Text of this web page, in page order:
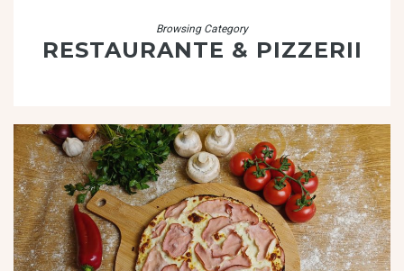
Browsing Category
RESTAURANTE & PIZZERII